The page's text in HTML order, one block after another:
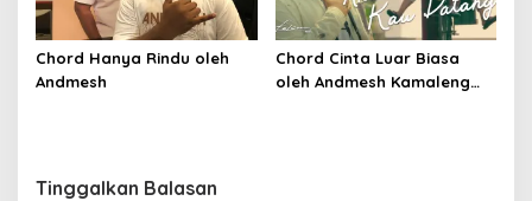
Chord Hanya Rindu oleh
Andmesh
Chord Cinta Luar Biasa
oleh Andmesh Kamaleng
Tinggalkan Balasan